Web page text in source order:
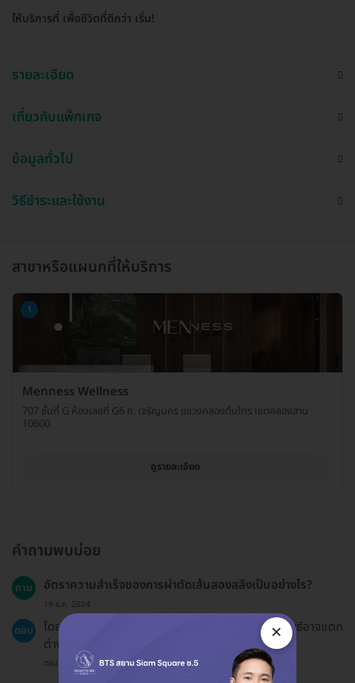
ให้บริการที่ เพื่อชีวิตที่ดีกว่า เริ่ม!
รายละเอียด
เกี่ยวกับแพ็กเกจ
ข้อมูลทั่วไป
วิธีชำระและใช้งาน
สาขาหรือแผนกที่ให้บริการ
1
Menness Wellness
707 ชั้นที่ G ห้องเลขที่ G6 ถ. เจริญนคร แขวงคลองต้นไทร เขตคลองสาน
10600
ดูรายละเอียด
คำถามพบบ่อย
ถาม อัตราความสำเร็จของการผ่าตัดเส้นสองสลึงเป็นอย่างไร?
19 ธ.ค. 2024
ตอบ
โดยทั่วไปแล้วการผ่าตัดมีอัตราความสำเร็จสูง แต่ผลลัพธ์อาจแตก
ต่างกันไปตามสภาพร่างกายของแต่ละคน.
ตอบโดยทีมงาน HD
×